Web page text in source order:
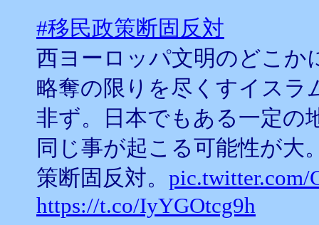
#移民政策断固反対
西ヨーロッパ文明のどこか
略奪の限りを尽くすイスラ
非ず。日本でもある一定の
同じ事が起こる可能性が大
策断固反対。 pic.twitter.com/
https://t.co/IyYGOtcg9h